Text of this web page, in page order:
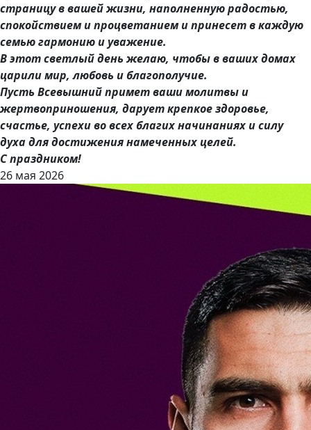
страницу в вашей жизни, наполненную радостью,
спокойствием и процветанием и принесет в каждую
семью гармонию и уважение.
В этот светлый день желаю, чтобы в ваших домах
царили мир, любовь и благополучие.
Пусть Всевышний примет ваши молитвы и
жертвоприношения, дарует крепкое здоровье,
счастье, успехи во всех благих начинаниях и силу
духа для достижения намеченных целей.
С праздником!
26 мая 2026